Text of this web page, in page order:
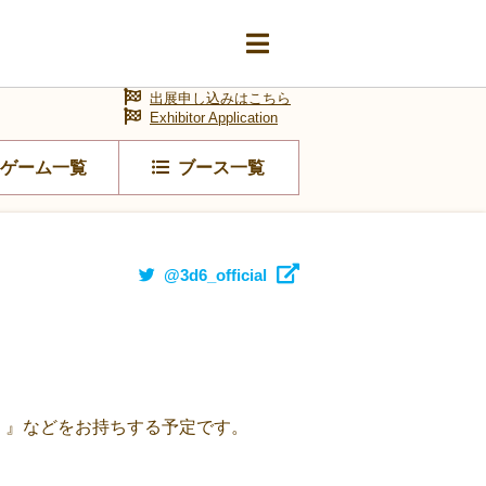
ゲーム一覧 ブース一覧
出展申し込みはこちら
Exhibitor Application
@3d6_official
などをお持ちする予定です。